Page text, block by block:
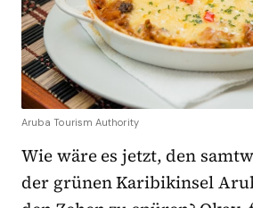
Aruba Tourism Authority
Wie wäre es jetzt, den
der grünen Karibikinsel